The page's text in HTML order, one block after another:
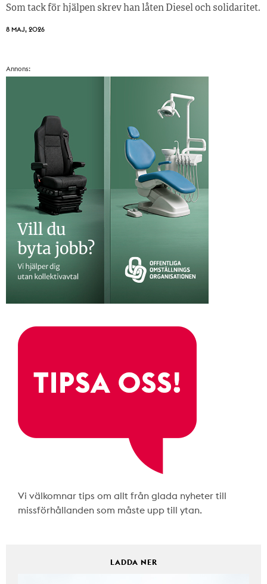
Som tack för hjälpen skrev han låten Diesel och solidaritet.
8 MAJ, 2026
Annons:
Vi välkomnar tips om allt från glada nyheter till
missförhållanden som måste upp till ytan.
LADDA NER